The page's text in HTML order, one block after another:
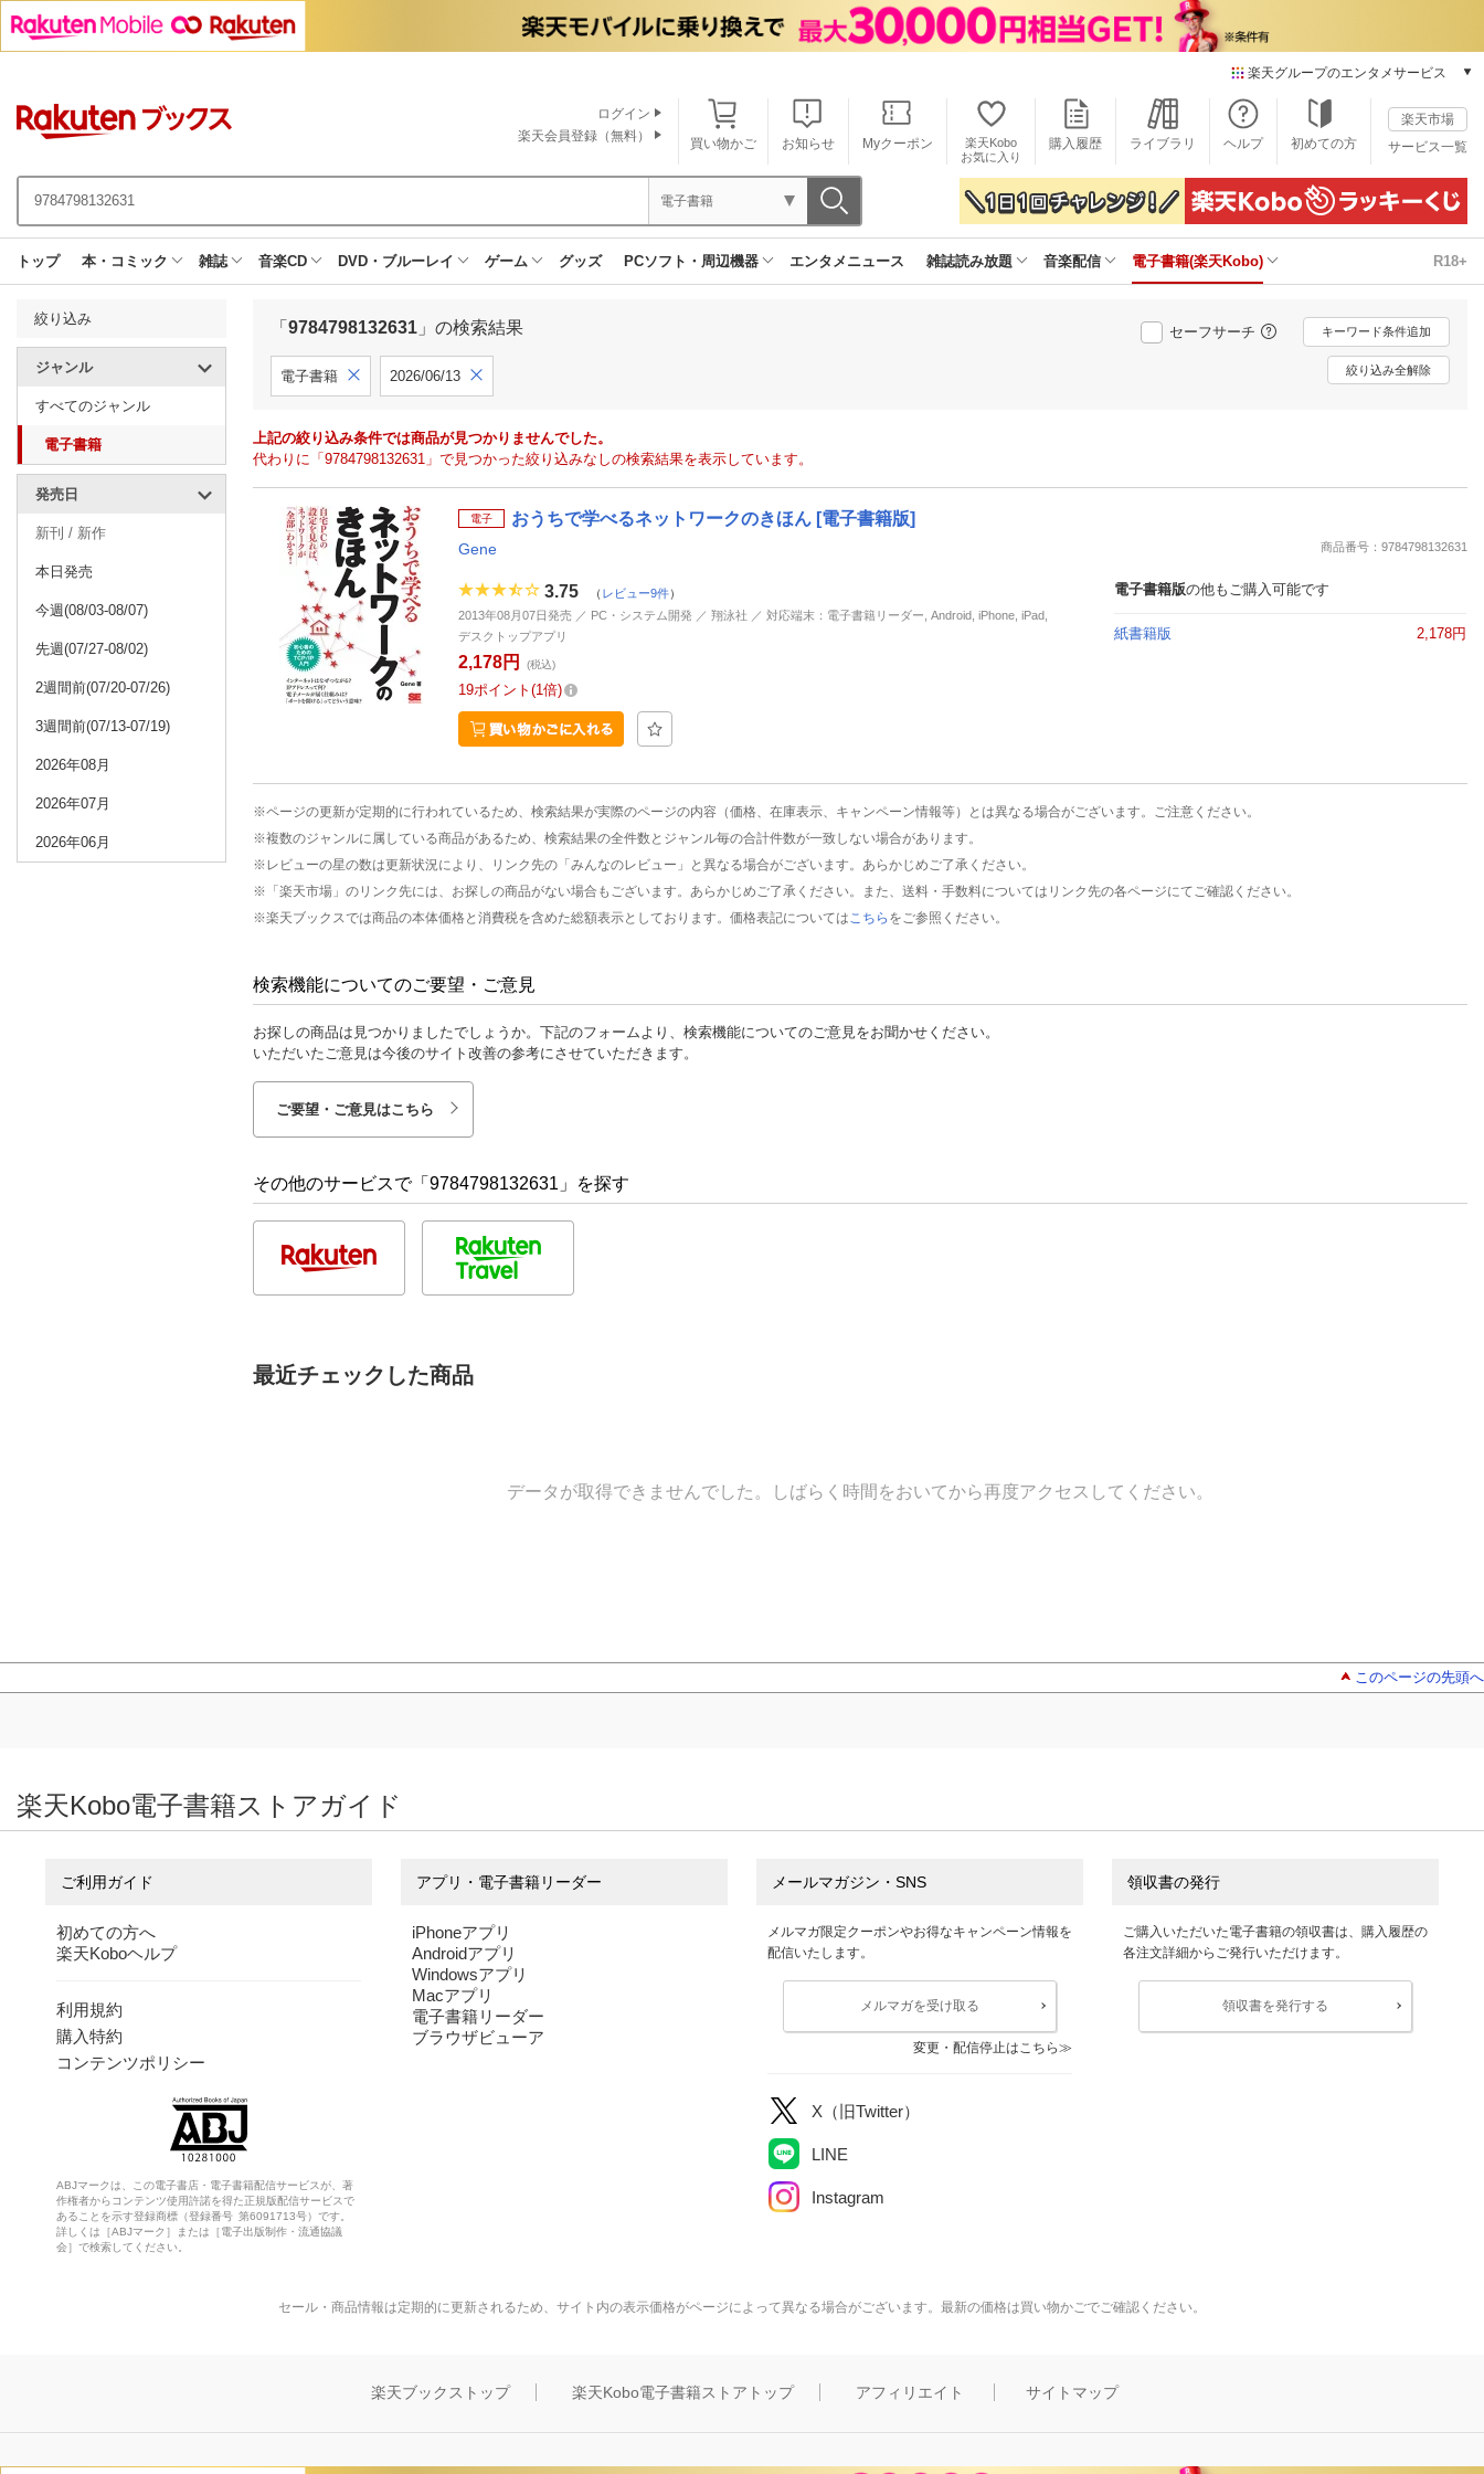
楽天グループのエンタメサービス
本/ゲーム/CD/DVD
楽天ブックス
電子書籍
楽天Kobo
雑誌読み放題
楽天ミュージック
動画配信
楽天TV
動画配信ガイド
推し楽
買い物かご お知らせ Myクーポン
楽天Kobo
お気に入り
購入履歴 ライブラリ ヘルプ 初めての方
楽天市場
サービス一覧
ログイン
楽天会員登録（無料）
電子書籍
トップ 本・コミック 雑誌 音楽CD DVD・ブルーレイ ゲーム グッズ PCソフト・周辺機器 エンタメニュース 雑誌読み放題 音楽配信 電子書籍(楽天Kobo) R18+
絞り込み
ジャンル
すべてのジャンル
電子書籍
発売日
新刊 / 新作
本日発売
今週(08/03-08/07)
先週(07/27-08/02)
2週間前(07/20-07/26)
3週間前(07/13-07/19)
2026年08月
2026年07月
2026年06月
「 9784798132631 」の検索結果 セーフサーチ キーワード条件追加
電子書籍 2026/06/13 絞り込み全解除
上記の絞り込み条件では商品が見つかりませんでした。
代わりに「9784798132631」で見つかった絞り込みなしの検索結果を表示しています。
電子 おうちで学べるネットワークのきほん [電子書籍版]
Gene 商品番号：9784798132631
3.75 （ レビュー9件）
2013年08月07日発売 ／ PC・システム開発 ／ 翔泳社 ／ 対応端末：電子書籍リーダー, Android, iPhone, iPad,
デスクトップアプリ
2,178円 (税込)
19ポイント 1倍
電子書籍版の他もご購入可能です
紙書籍版 2,178円
※ページの更新が定期的に行われているため、検索結果が実際のページの内容（価格、在庫表示、キャンペーン情報等）とは異なる場合がございます。ご注意ください。
※複数のジャンルに属している商品があるため、検索結果の全件数とジャンル毎の合計件数が一致しない場合があります。
※レビューの星の数は更新状況により、リンク先の「みんなのレビュー」と異なる場合がございます。あらかじめご了承ください。
※「楽天市場」のリンク先には、お探しの商品がない場合もございます。あらかじめご了承ください。また、送料・手数料についてはリンク先の各ページにてご確認ください。
※楽天ブックスでは商品の本体価格と消費税を含めた総額表示としております。価格表記については こちら をご参照ください。
検索機能についてのご要望・ご意見
お探しの商品は見つかりましたでしょうか。下記のフォームより、検索機能についてのご意見をお聞かせください。
いただいたご意見は今後のサイト改善の参考にさせていただきます。
ご要望・ご意見はこちら
その他のサービスで「9784798132631」を探す
最近チェックした商品
データが取得できませんでした。しばらく時間をおいてから再度アクセスしてください。
このページの先頭へ
楽天Kobo電子書籍ストアガイド
ご利用ガイド
初めての方へ
楽天Koboヘルプ
利用規約
購入特約
コンテンツポリシー
ABJマークは、この電子書店・電子書籍配信サービスが、著
作権者からコンテンツ使用許諾を得た正規版配信サービスで
あることを示す登録商標（登録番号 第6091713号）です。
詳しくは［ABJマーク］または［電子出版制作・流通協議
会］で検索してください。
アプリ・電子書籍リーダー
iPhoneアプリ
Androidアプリ
Windowsアプリ
Macアプリ
電子書籍リーダー
ブラウザビューア
メールマガジン・SNS
メルマガ限定クーポンやお得なキャンペーン情報を
配信いたします。
メルマガを受け取る
変更・配信停止はこちら
X（旧Twitter）
LINE
Instagram
領収書の発行
ご購入いただいた電子書籍の領収書は、購入履歴の
各注文詳細からご発行いただけます。
領収書を発行する
セール・商品情報は定期的に更新されるため、サイト内の表示価格がページによって異なる場合がございます。最新の価格は買い物かごでご確認ください。
楽天ブックストップ 楽天Kobo電子書籍ストアトップ アフィリエイト サイトマップ